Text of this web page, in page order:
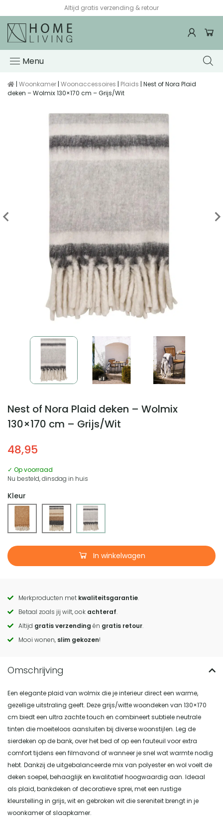
Altijd gratis verzending & retour
Menu
| Woonkamer | Woonaccessoires | Plaids | Nest of Nora Plaid
deken – Wolmix 130×170 cm – Grijs/Wit
Nest of Nora Plaid deken – Wolmix
130×170 cm – Grijs/Wit
48,95
✓ Op voorraad
Nu besteld, dinsdag in huis
Kleur
In winkelwagen
Call
to
actions
Merkproducten met kwaliteitsgarantie.
Betaal zoals jij wilt, ook achteraf.
Altijd gratis verzending én gratis retour.
Mooi wonen, slim gekozen!
Een elegante plaid van wolmix die je interieur direct een warme,
gezellige uitstraling geeft. Deze grijs/witte woondeken van 130×170
cm biedt een ultra zachte touch en combineert subtiele neutrale
tinten die moeiteloos aansluiten bij diverse woonstijlen. Leg de
sierdeken op de bank, over het bed of op een fauteuil voor extra
comfort tijdens een filmavond of wanneer je snel wat warmte nodig
hebt. Dankzij de uitgebalanceerde mix van polyester en wol voelt de
deken soepel, behaaglijk en kwalitatief hoogwaardig aan. Ideaal
als plaid, bankdeken of decoratieve sprei, met een rustige
kleurstelling in grijs, wit en gebroken wit die sereniteit brengt in je
woonkamer of slaapkamer.